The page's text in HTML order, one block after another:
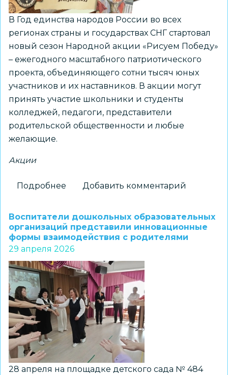
экспедиции
«Ледокол
знаний»
В Год единства народов России во всех
регионах страны и государствах СНГ стартовал
новый сезон Народной акции «Рисуем Победу»
– ежегодного масштабного патриотического
проекта, объединяющего сотни тысяч юных
участников и их наставников. В акции могут
принять участие школьники и студенты
колледжей, педагоги, представители
родительской общественности и любые
желающие.
Акции
Подробнее
школьников
и
педагогов
приглашают
принять
участие
в
акции
Добавить комментарий
Воспитатели дошкольных образовательных
организаций представили инновационные
формы взаимодействия с родителями
29 апреля 2026
28 апреля на площадке детского сада № 484